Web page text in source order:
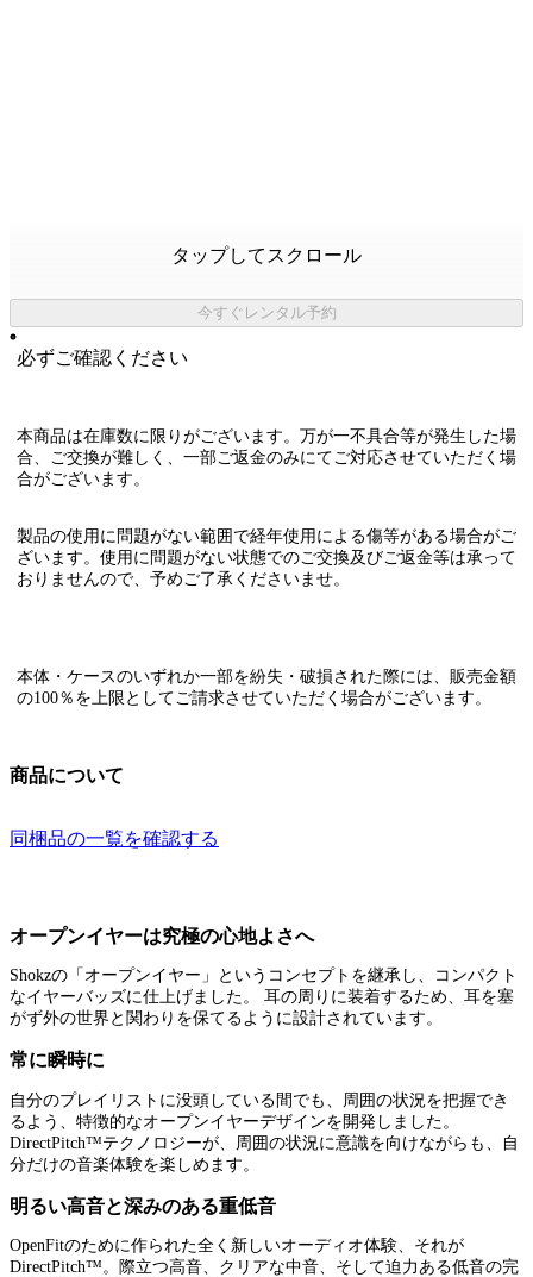
タップしてスクロール
今すぐレンタル予約
必ずご確認ください
本商品は在庫数に限りがございます。万が一不具合等が発生した場
合、ご交換が難しく、一部ご返金のみにてご対応させていただく場
合がございます。
製品の使用に問題がない範囲で経年使用による傷等がある場合がご
ざいます。使用に問題がない状態でのご交換及びご返金等は承って
おりませんので、予めご了承くださいませ。
本体・ケースのいずれか一部を紛失・破損された際には、販売金額
の100％を上限としてご請求させていただく場合がございます。
商品について
同梱品の一覧を確認する
オープンイヤーは究極の心地よさへ
Shokzの「オープンイヤー」というコンセプトを継承し、コンパクト
なイヤーバッズに仕上げました。 耳の周りに装着するため、耳を塞
がず外の世界と関わりを保てるように設計されています。
常に瞬時に
自分のプレイリストに没頭している間でも、周囲の状況を把握でき
るよう、特徴的なオープンイヤーデザインを開発しました。
DirectPitch™テクノロジーが、周囲の状況に意識を向けながらも、自
分だけの音楽体験を楽しめます。
明るい高音と深みのある重低音
OpenFitのために作られた全く新しいオーディオ体験、それが
DirectPitch™。際立つ高音、クリアな中音、そして迫力ある低音の完